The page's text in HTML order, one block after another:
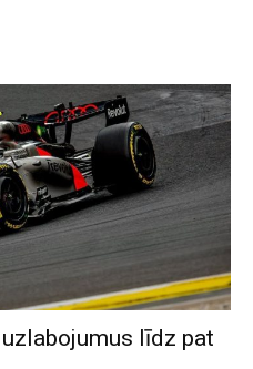
uzlabojumus līdz pat